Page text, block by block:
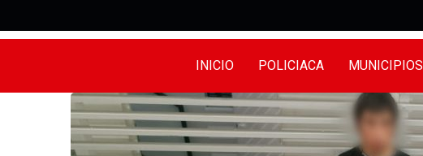
INICIO POLICIACA MUNICIPIOS